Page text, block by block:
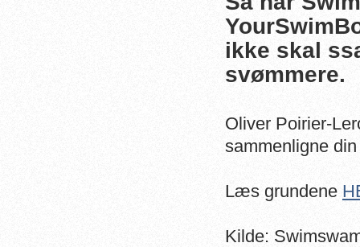
ikke skal
svømmere.
Oliver Poirier-
sammenligne
Læs grundene
Kilde: